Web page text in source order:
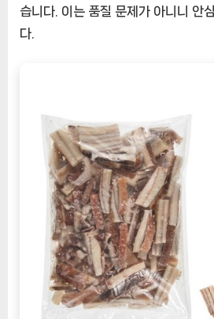
습니다. 이는 품질 문제가 아니니 안
다.